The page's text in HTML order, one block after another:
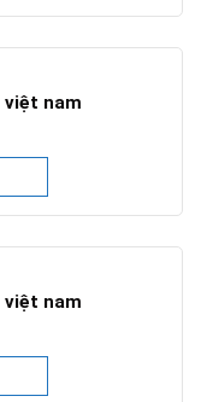
việt nam
việt nam